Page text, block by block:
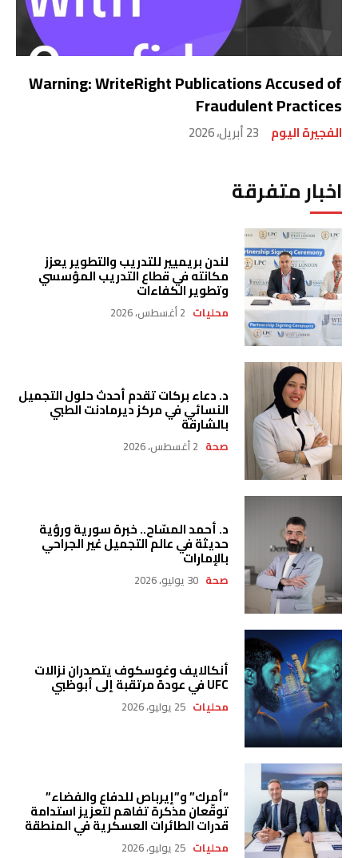
Warning: WriteRight Publications Accused of
Fraudulent Practices
الفجيرة اليوم 23 أبريل، 2026
اخبار متفرقة
لندن بريميير للتدريب والتطوير يعزز
مكانته في قطاع التدريب المؤسسي
وتطوير الكفاءات
محليات 2 أغسطس، 2026
د. دعاء بركات تقدم أحدث حلول التجميل
النسائي في مركز ديرمادنت الطبي
بالشارقة
صحة 2 أغسطس، 2026
د. أحمد المسّاح.. خبرة سورية ورؤية
حديثة في عالم التجميل غير الجراحي
بالإمارات
صحة 30 يوليو، 2026
أنكالايف وغوسكوف يتصدران نزالات
UFC في عودة مرتقبة إلى أبوظبي
محليات 25 يوليو، 2026
“أمرك” و”إيرباص للدفاع والفضاء”
توقّعان مذكرة تفاهم لتعزيز استدامة
قدرات الطائرات العسكرية في المنطقة
محليات 25 يوليو، 2026